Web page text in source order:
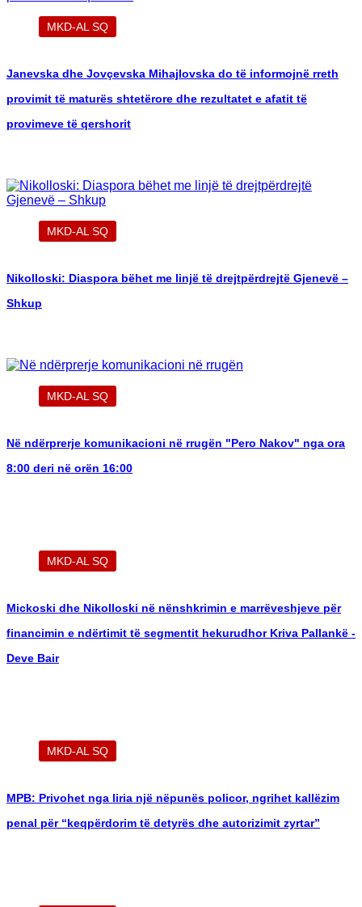
MKD-AL SQ
Janevska dhe Jovçevska Mihajlovska do të informojnë rreth
provimit të maturës shtetërore dhe rezultatet e afatit të
provimeve të qershorit
MKD-AL SQ
Nikolloski: Diaspora bëhet me linjë të drejtpërdrejtë Gjenevë –
Shkup
MKD-AL SQ
Në ndërprerje komunikacioni në rrugën "Pero Nakov" nga ora
8:00 deri në orën 16:00
Mickoski dhe Nikolloski në nënshkrimin e marrëveshjeve për
financimin e ndërtimit të segmentit hekurudhor Kriva Pallankë -